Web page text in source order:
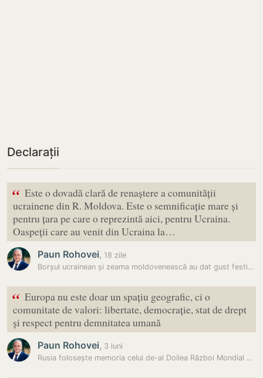
Declarații
“ Este o dovadă clară de renaștere a comunității
ucrainene din R. Moldova. Este o semnificație mare și
pentru țara pe care o reprezintă aici, pentru Ucraina.
Oaspeții care au venit din Ucraina la…
Paun Rohovei, 18 zile
Borșul ucrainean și zeama moldovenească au dat gust festivalului de la…
“ Europa nu este doar un spațiu geografic, ci o
comunitate de valori: libertate, democrație, stat de drept
și respect pentru demnitatea umană
Paun Rohovei, 3 luni
Rusia folosește memoria celui de-al Doilea Război Mondial pentru a…